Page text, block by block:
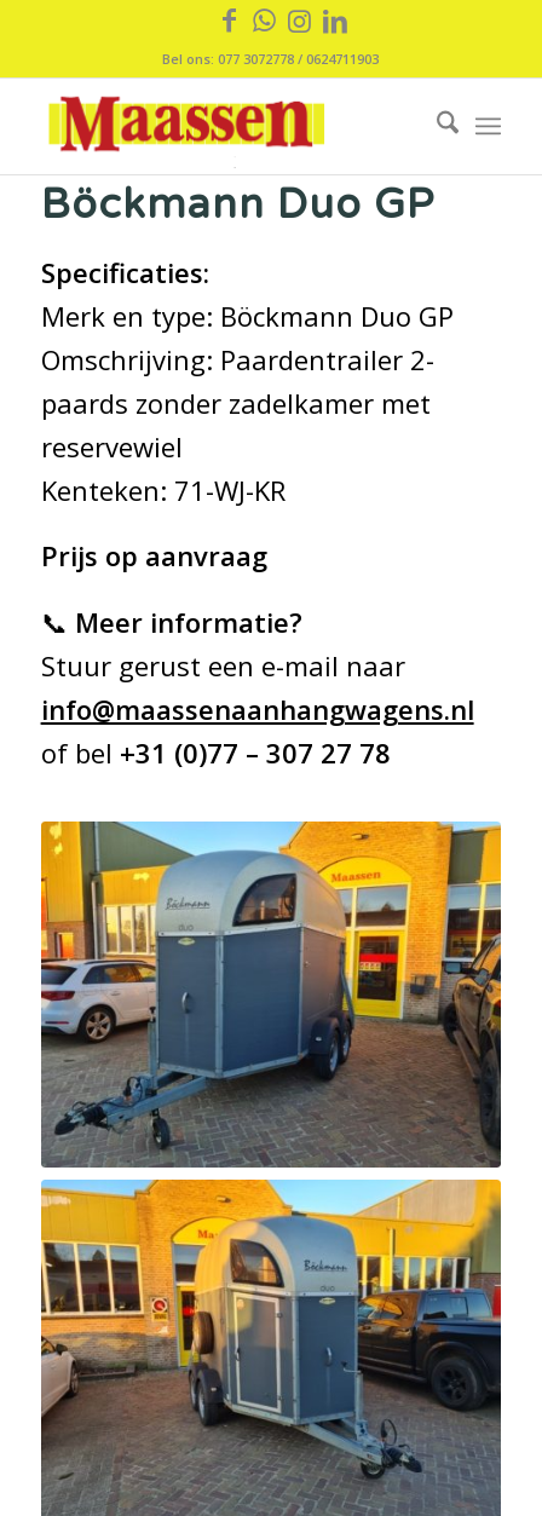
Bel ons: 077 3072778 / 0624711903
Böckmann Duo GP
Specificaties:
Merk en type: Böckmann Duo GP
Omschrijving: Paardentrailer 2-
paards zonder zadelkamer met
reservewiel
Kenteken: 71-WJ-KR
Prijs op aanvraag
📞 Meer informatie?
Stuur gerust een e-mail naar
info@maassenaanhangwagens.nl
of bel +31 (0)77 – 307 27 78